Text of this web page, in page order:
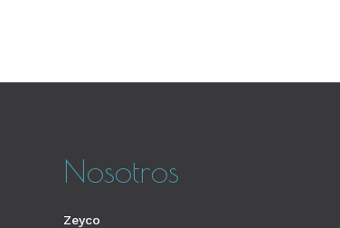
Nosotros
Zeyco